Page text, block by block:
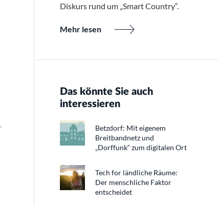
Diskurs rund um „Smart Country“.
Mehr lesen
Das könnte Sie auch
interessieren
Betzdorf: Mit eigenem
Breitbandnetz und
„Dorffunk“ zum digitalen Ort
Tech for ländliche Räume:
Der menschliche Faktor
entscheidet